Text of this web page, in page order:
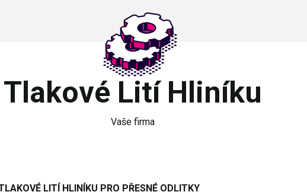
Tlakové Lití Hliníku
Vaše firma
LITÍ HLINÍKU PRO PŘESNÉ ODLITKY